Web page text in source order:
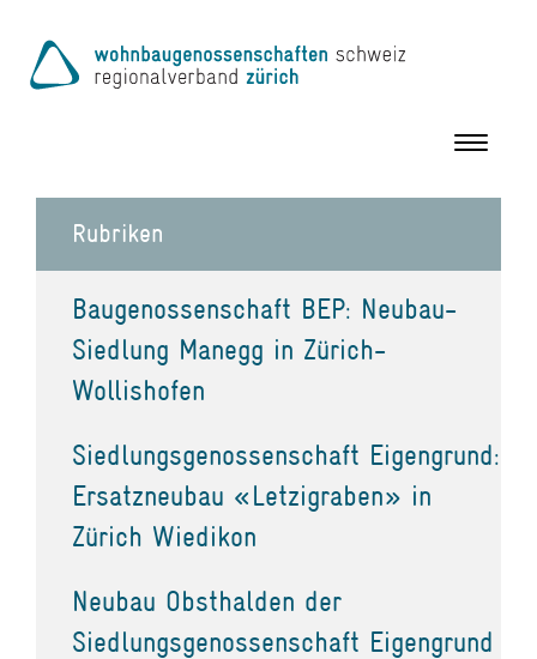
Toggle
Rubriken
Baugenossenschaft BEP: Neubau-
Siedlung Manegg in Zürich-
Wollishofen
Siedlungsgenossenschaft Eigengrund:
Ersatzneubau «Letzigraben» in
Zürich Wiedikon
Neubau Obsthalden der
Siedlungsgenossenschaft Eigengrund